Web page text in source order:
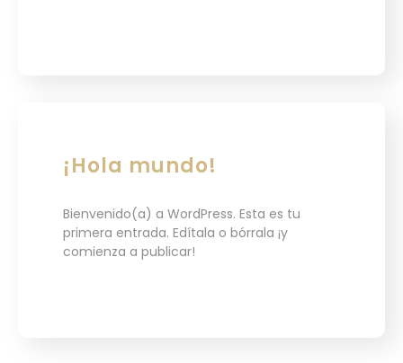
¡Hola mundo!
Bienvenido(a) a WordPress. Esta es tu
primera entrada. Edítala o bórrala ¡y
comienza a publicar!